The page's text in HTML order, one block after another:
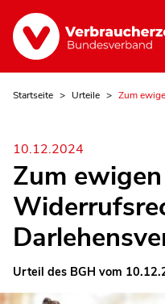
Startseite Urteile Zum
10.12.2024
Zum ewigen
Urteil des BGH vom